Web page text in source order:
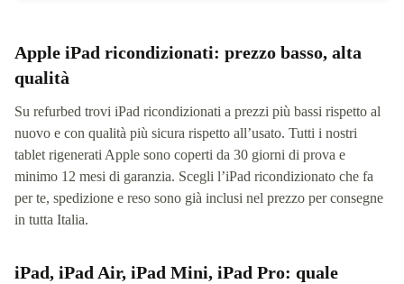
Apple iPad ricondizionati: prezzo basso, alta
qualità
Su refurbed trovi iPad ricondizionati a prezzi più bassi rispetto al
nuovo e con qualità più sicura rispetto all’usato. Tutti i nostri
tablet rigenerati Apple sono coperti da 30 giorni di prova e
minimo 12 mesi di garanzia. Scegli l’iPad ricondizionato che fa
per te, spedizione e reso sono già inclusi nel prezzo per consegne
in tutta Italia.
iPad, iPad Air, iPad Mini, iPad Pro: quale